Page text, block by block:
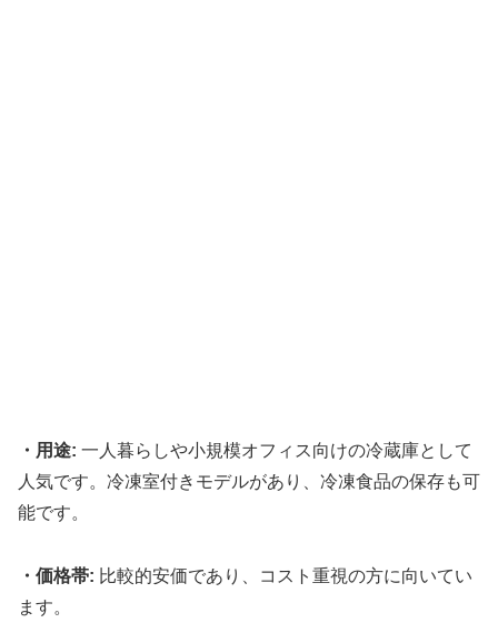
・用途: 一人暮らしや小規模オフィス向けの冷蔵庫として
人気です。冷凍室付きモデルがあり、冷凍食品の保存も可
能です。
・価格帯: 比較的安価であり、コスト重視の方に向いてい
ます。